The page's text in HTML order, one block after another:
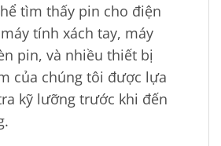
tìm thấy pin cho điện
tính xách tay, máy
pin, và nhiều thiết bị
của chúng tôi được lựa
kỹ lưỡng trước khi đến